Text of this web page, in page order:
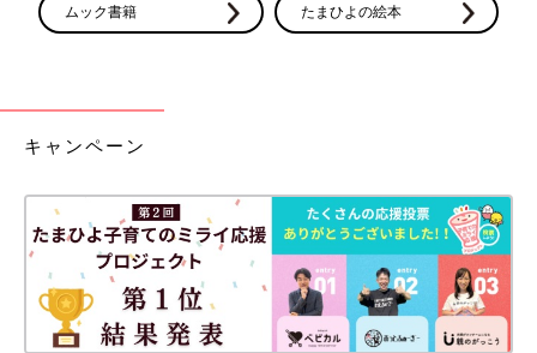
ムック書籍 たまひよの絵本
キャンペーン